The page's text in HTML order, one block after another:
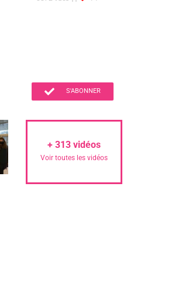
S'ABONNER
+ 313 vidéos
Voir toutes les vidéos